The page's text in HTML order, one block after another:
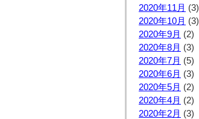
2020年11月 (3)
2020年10月 (3)
2020年9月 (2)
2020年8月 (3)
2020年7月 (5)
2020年6月 (3)
2020年5月 (2)
2020年4月 (2)
2020年2月 (3)